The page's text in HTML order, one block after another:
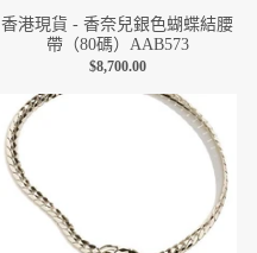
香港現貨 - 香奈兒銀色蝴蝶結腰
帶（80碼）AAB573
$8,700.00